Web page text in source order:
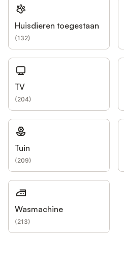
Huisdieren toegestaan
(132)
TV
(204)
Tuin
(209)
Wasmachine
(213)